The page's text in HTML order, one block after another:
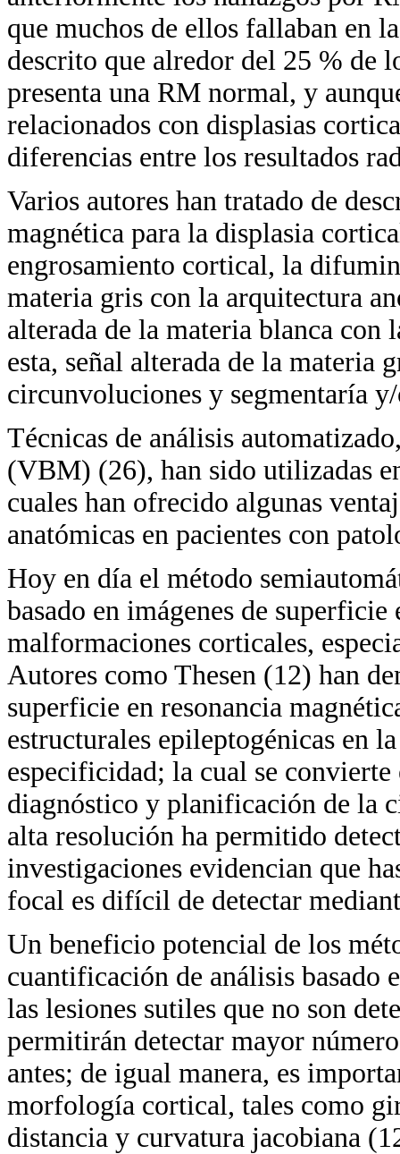
que muchos de ellos fallaban en
descrito que alredor del 25 % de
presenta una RM normal, y
relacionados con displasias
diferencias entre los resultados
Varios autores han tratado de
magnética para la displasia
engrosamiento cortical, la
materia gris con la arquitectura
alterada de la materia blanca con
esta, señal alterada de la materia
circunvoluciones y segmentaría
Técnicas de análisis
(VBM) (26), han sido utilizadas
cuales han ofrecido algunas
anatómicas en pacientes con
Hoy en día el método
basado en imágenes de
malformaciones corticales,
Autores como Thesen (12) han
superficie en resonancia
estructurales epileptogénicas en
especificidad; la cual se
diagnóstico y planificación de la
alta resolución ha permitido
investigaciones evidencian que
focal es difícil de detectar
Un beneficio potencial de los
cuantificación de análisis basado
las lesiones sutiles que no son
permitirán detectar mayor
antes; de igual manera, es
morfología cortical, tales como
distancia y curvatura jacobiana